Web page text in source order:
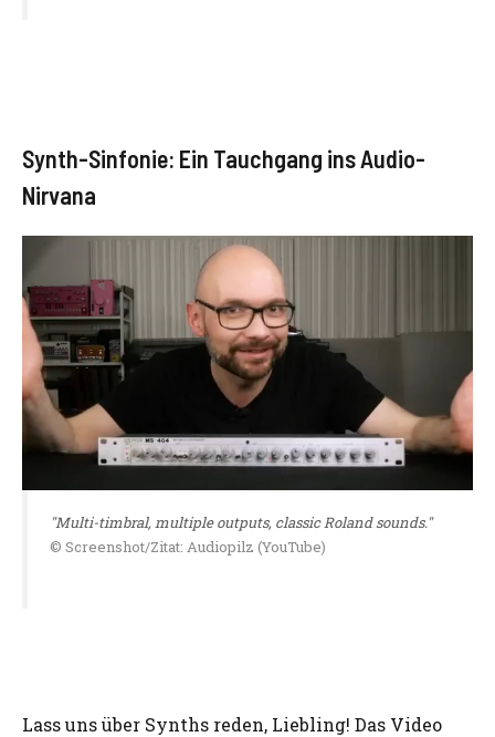
Synth-Sinfonie: Ein Tauchgang ins Audio-
Nirvana
"Multi-timbral, multiple outputs, classic Roland sounds."
© Screenshot/Zitat: Audiopilz (YouTube)
Lass uns über Synths reden, Liebling! Das Video